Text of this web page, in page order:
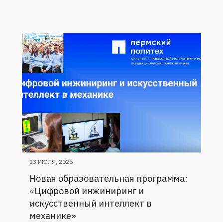
23 ИЮЛЯ, 2026
Новая образовательная программа:
«Цифровой инжиниринг и
искусственный интеллект в
механике»